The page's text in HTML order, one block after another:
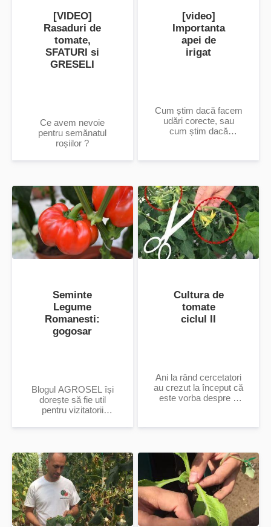
[VIDEO]
Rasaduri de
tomate,
SFATURI si
GRESELI
Ce avem nevoie
pentru semănatul
roșiilor ?
[video]
Importanta
apei de
irigat
Cum știm dacă facem
udări corecte, sau
cum știm dacă
proprii? Care ar fi
Seminte
Legume
Romanesti:
gogosar
Blogul AGROSEL își
dorește să fie util
pentru vizitatorii
poți...
Cultura de
tomate
ciclul II
Ani la rând cercetatori
au crezut la început că
este vorba despre o
După mai multe